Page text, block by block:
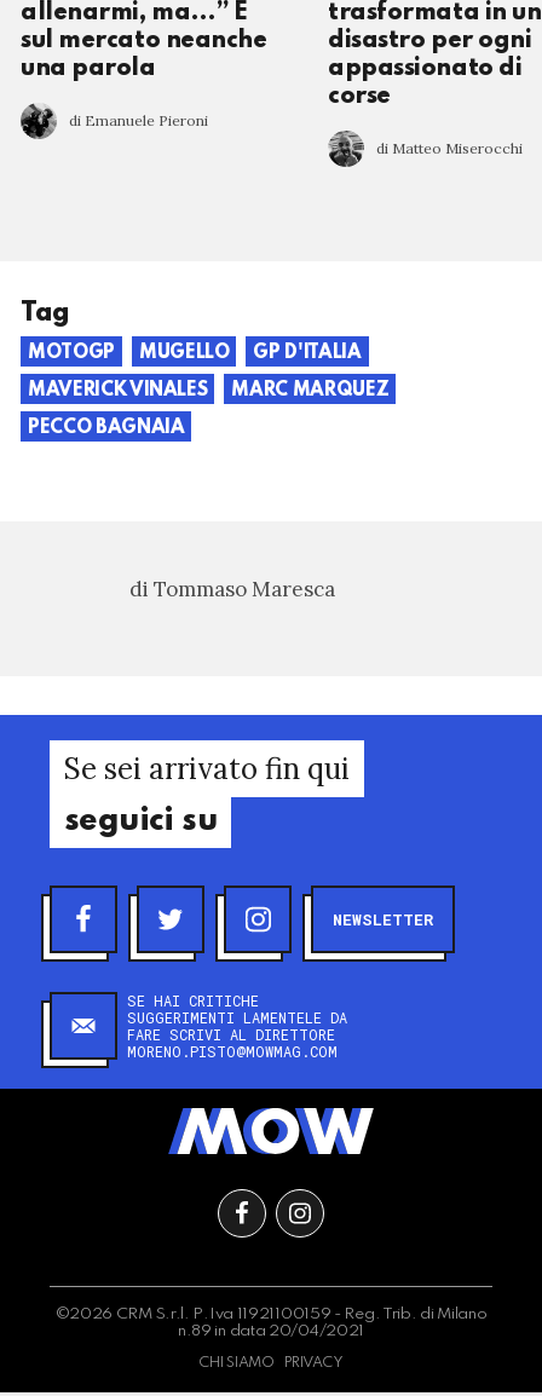
allenarmi, ma…” E
sul mercato neanche
una parola
di Emanuele Pieroni
trasformata in un
disastro per ogni
appassionato di
corse
di Matteo Miserocchi
Tag
MOTOGP MUGELLO
GP D'ITALIA
MAVERICK VINALES
MARC MARQUEZ
PECCO BAGNAIA
di Tommaso Maresca
Se sei arrivato fin qui
seguici su
NEWSLETTER
SE HAI CRITICHE
SUGGERIMENTI LAMENTELE DA
FARE SCRIVI AL DIRETTORE
MORENO.PISTO@MOWMAG.COM
©2026 CRM S.r.l. P.Iva 11921100159 - Reg. Trib. di Milano
n.89 in data 20/04/2021
CHI SIAMO PRIVACY